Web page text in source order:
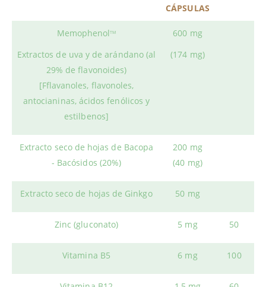
CÁPSULAS
MemophenolTM
Extractos de uva y de arándano (al
29% de flavonoides)
[Fflavanoles, flavonoles,
antocianinas, ácidos fenólicos y
estilbenos]
600 mg
(174 mg)
Extracto seco de hojas de Bacopa
- Bacósidos (20%)
200 mg
(40 mg)
Extracto seco de hojas de Ginkgo 50 mg
Zinc (gluconato) 5 mg 50
Vitamina B5 6 mg 100